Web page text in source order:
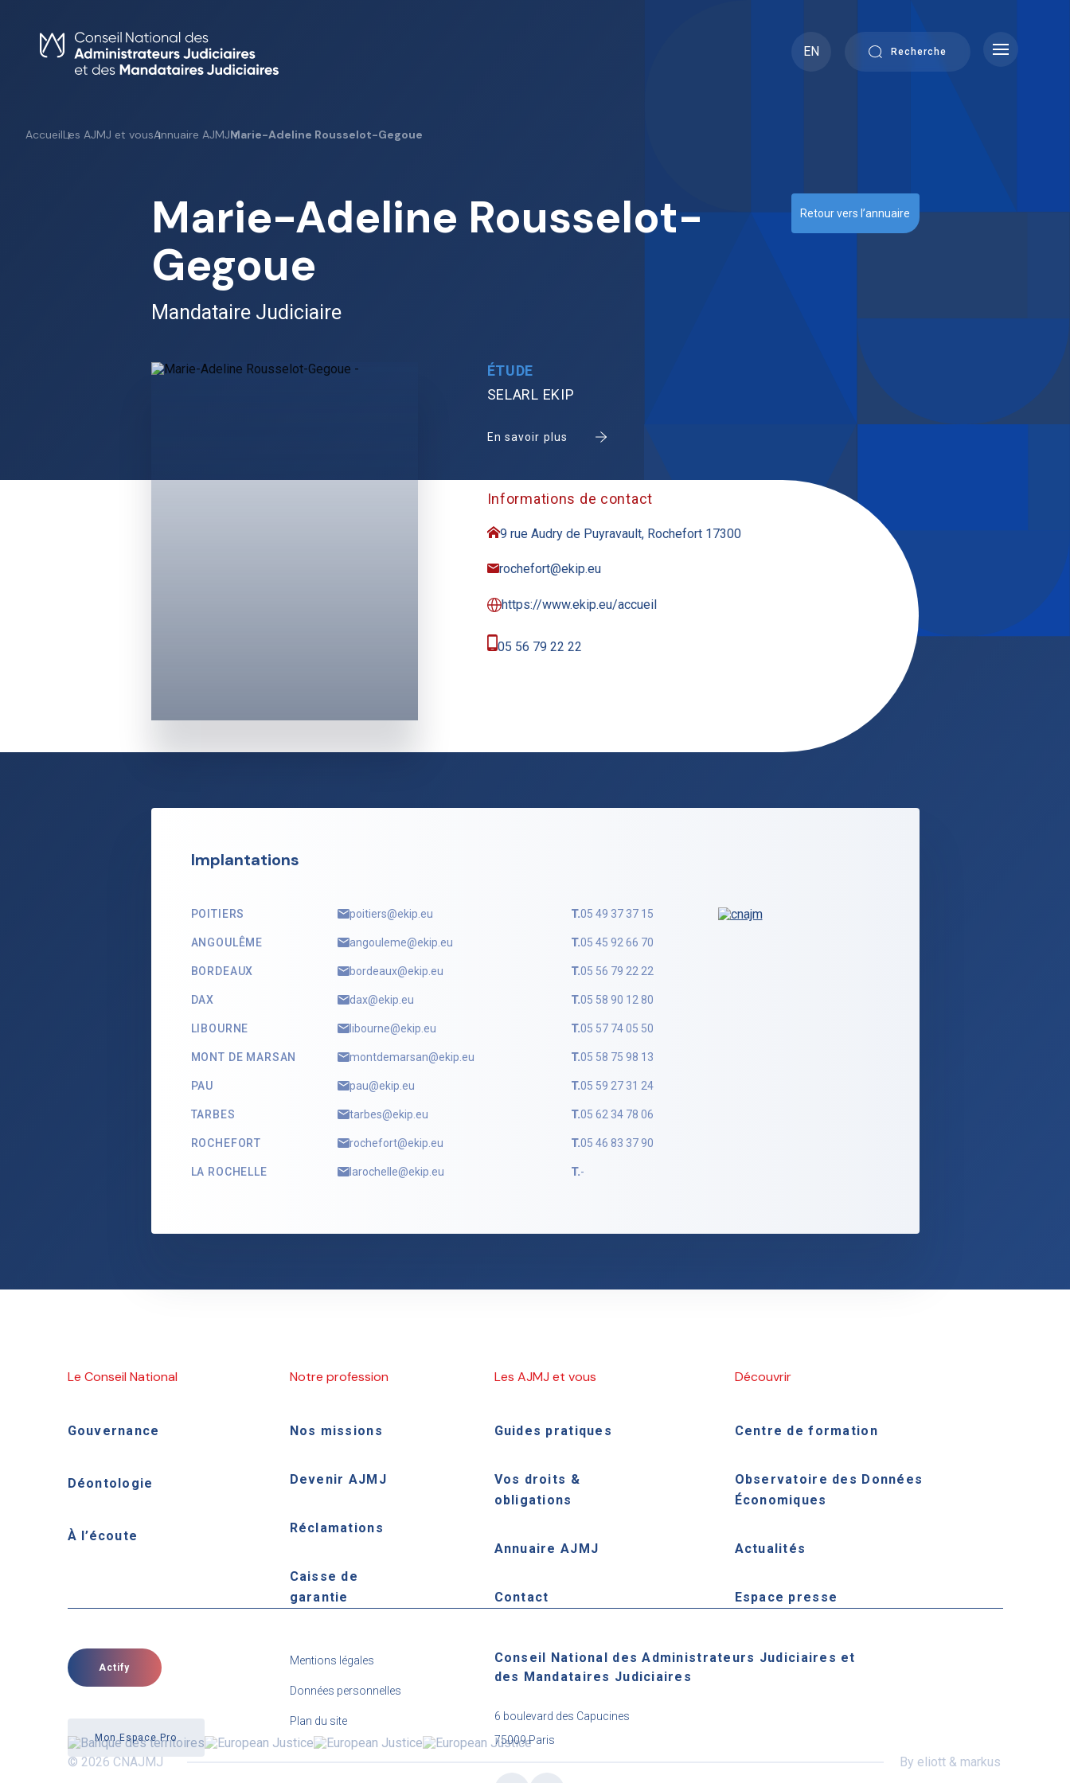
content
EN
Recherche
AccueilLes AJMJ et vousAnnuaire AJMJMarie-Adeline Rousselot-Gegoue
Marie-Adeline Rousselot-
Gegoue
Mandataire Judiciaire
Retour vers l’annuaire
ÉTUDE
SELARL EKIP
En savoir plus
Informations de contact
9 rue Audry de Puyravault, Rochefort 17300
rochefort@ekip.eu
https://www.ekip.eu/accueil
05 56 79 22 22
Implantations
POITIERS poitiers@ekip.eu T.05 49 37 37 15
ANGOULÊME angouleme@ekip.eu T.05 45 92 66 70
BORDEAUX bordeaux@ekip.eu T.05 56 79 22 22
DAX dax@ekip.eu T.05 58 90 12 80
LIBOURNE libourne@ekip.eu T.05 57 74 05 50
MONT DE MARSAN montdemarsan@ekip.eu T.05 58 75 98 13
PAU pau@ekip.eu T.05 59 27 31 24
TARBES tarbes@ekip.eu T.05 62 34 78 06
ROCHEFORT rochefort@ekip.eu T.05 46 83 37 90
LA ROCHELLE larochelle@ekip.eu T.-
Le Conseil National
Gouvernance
Déontologie
À l’écoute
Notre profession
Nos missions
Devenir AJMJ
Réclamations
Caisse de
garantie
Les AJMJ et vous
Guides pratiques
Vos droits &
obligations
Annuaire AJMJ
Contact
Découvrir
Centre de formation
Observatoire des Données
Économiques
Actualités
Espace presse
Actify
Mon Espace Pro
Mentions légales
Données personnelles
Plan du site
Conseil National des Administrateurs Judiciaires et
des Mandataires Judiciaires
6 boulevard des Capucines
75009 Paris
© 2026 CNAJMJ By eliott & markus